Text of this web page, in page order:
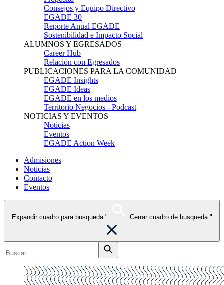
Consejos y Equipo Directivo
EGADE 30
Reporte Anual EGADE
Sostenibilidad e Impacto Social
ALUMNOS Y EGRESADOS
Career Hub
Relación con Egresados
PUBLICACIONES PARA LA COMUNIDAD
EGADE Insights
EGADE Ideas
EGADE en los medios
Territorio Negocios - Podcast
NOTICIAS Y EVENTOS
Noticias
Eventos
EGADE Action Week
Admisiones
Noticias
Contacto
Eventos
Expandir cuadro para busqueda." Cerrar cuadro de busqueda."